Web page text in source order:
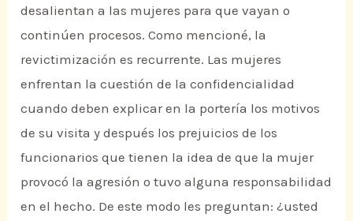
desalientan a las mujeres para que vayan o
continúen procesos. Como mencioné, la
revictimización es recurrente. Las mujeres
enfrentan la cuestión de la confidencialidad
cuando deben explicar en la portería los motivos
de su visita y después los prejuicios de los
funcionarios que tienen la idea de que la mujer
provocó la agresión o tuvo alguna responsabilidad
en el hecho. De este modo les preguntan: ¿usted